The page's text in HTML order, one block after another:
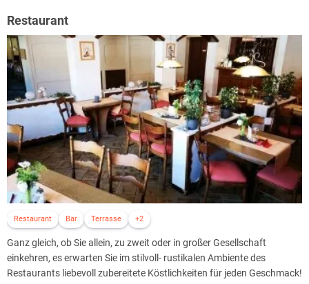
Restaurant
Restaurant Bar Terrasse +2
Ganz gleich, ob Sie allein, zu zweit oder in großer Gesellschaft
einkehren, es erwarten Sie im stilvoll- rustikalen Ambiente des
Restaurants liebevoll zubereitete Köstlichkeiten für jeden Geschmack!